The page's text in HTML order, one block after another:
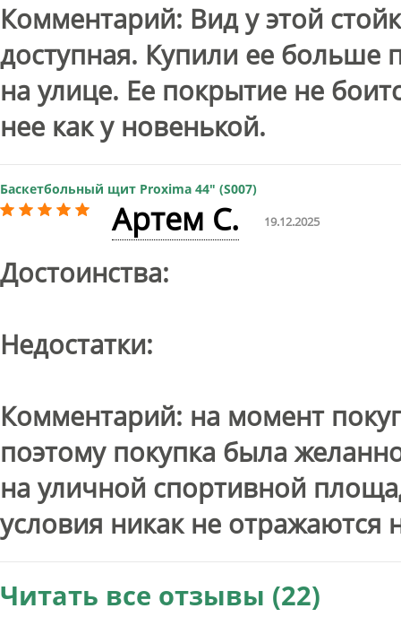
Комментарий: Вид у этой
доступная. Купили ее больше
на улице. Ее покрытие не
нее как у новенькой.
Баскетбольный щит Proxima 44" (S007)
Артем С. 19.12.2025
Достоинства:
Недостатки:
Комментарий: на момент
поэтому покупка была
на уличной спортивной
условия никак не отражаются
Читать все отзывы (22)